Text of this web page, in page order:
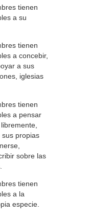
tienen
a su
tienen
a concebir,
a sus
iglesias
tienen
a pensar
propias
sobre las
tienen
a la
especie.